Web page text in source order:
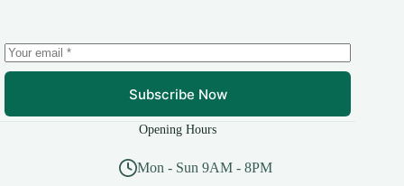
Subscribe Now
Opening Hours
Mon - Sun 9AM - 8PM